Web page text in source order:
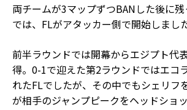
両チームが3マップずつBANした後に
では、FLがアタッカー側で開始しました
前半ラウンドでは開幕からエジプト代
得。0-1で迎えた第2ラウンドではエコ
れたFLでしたが、その中でもシェリフ
が相手のジャンプピークをヘッドショ